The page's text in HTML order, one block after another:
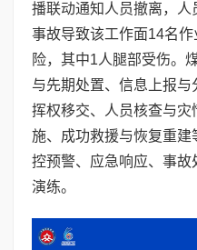
播联动通知人员撤离，人
事故导致该工作面14名
险，其中1人腿部受伤。
与先期处置、信息上报
挥权移交、人员核查与
施、成功救援与恢复重
控预警、应急响应、事
演练。